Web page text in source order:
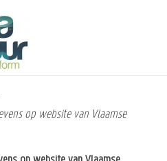
op website van Vlaamse